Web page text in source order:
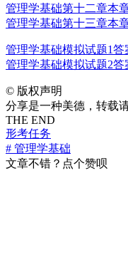
管理学基础第十二章本
管理学基础第十三章本
管理学基础模拟试题1答
管理学基础模拟试题2答
© 版权声明
分享是一种美德，转载
THE END
形考任务
# 管理学基础
文章不错？点个赞呗